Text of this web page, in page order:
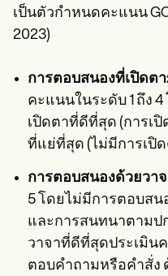
เป็นตัวกำหนดคะแนน
2023)
การตอบสนองที่เปิดตา
คะแนนในระดับ 1 ถึง
เปิดตาที่ดีที่สุด (การเปิ
ที่แย่ที่สุด (ไม่มีการเปิ
การตอบสนองด้วยวา
5 โดยไม่มีการตอบสน
และการสนทนาตามป
วาจาที่ดีที่สุดประเมิน
ตอบคำถามหรือคำสั่ง